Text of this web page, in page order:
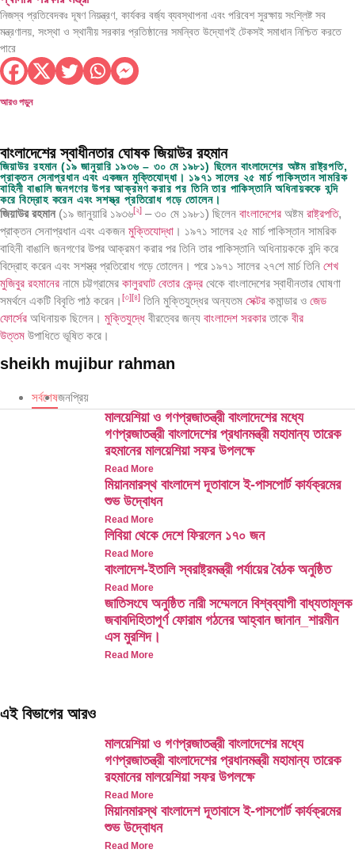
নিজস্ব প্রতিবেদকঃ দূষণ নিয়ন্ত্রণ, কার্যকর বর্জ্য ব্যবস্থাপনা এবং পরিবেশ সুরক্ষায় সংশ্লিষ্ট সব
মন্ত্রণালয়, সংস্থা ও স্থানীয় সরকার প্রতিষ্ঠানের সমন্বিত উদ্যোগই টেকসই সমাধান নিশ্চিত করতে
পারে
আরও পড়ুন
বাংলাদেশের স্বাধীনতার ঘোষক জিয়াউর রহমান
জিয়াউর রহমান (১৯ জানুয়ারি ১৯৩৬ – ৩০ মে ১৯৮১) ছিলেন বাংলাদেশের অষ্টম রাষ্ট্রপতি,
প্রাক্তন সেনাপ্রধান এবং একজন মুক্তিযোদ্ধা। ১৯৭১ সালের ২৫ মার্চ পাকিস্তান সামরিক
বাহিনী বাঙালি জনগণের উপর আক্রমণ করার পর তিনি তার পাকিস্তানি অধিনায়ককে বন্দি
করে বিদ্রোহ করেন এবং সশস্ত্র প্রতিরোধ গড়ে তোলেন।
জিয়াউর রহমান(১৯ জানুয়ারি ১৯৩৬[২] – ৩০ মে ১৯৮১) ছিলেন বাংলাদেশের অষ্টম রাষ্ট্রপতি,
প্রাক্তন সেনাপ্রধান এবং একজন মুক্তিযোদ্ধা । ১৯৭১ সালের ২৫ মার্চ পাকিস্তান সামরিক
বাহিনী বাঙালি জনগণের উপর আক্রমণ করার পর তিনি তার পাকিস্তানি অধিনায়ককে বন্দি করে
বিদ্রোহ করেন এবং সশস্ত্র প্রতিরোধ গড়ে তোলেন। পরে ১৯৭১ সালের ২৭শে মার্চ তিনি শেখ
মুজিবুর রহমানের নামে চট্টগ্রামের কালুরঘাট বেতার কেন্দ্র থেকে বাংলাদেশের স্বাধীনতার ঘোষণা
সমর্থনে একটি বিবৃতি পাঠ করেন। [৩][৪] তিনি মুক্তিযুদ্ধের অন্যতম সেক্টর কমান্ডার ও জেড
ফোর্সের অধিনায়ক ছিলেন। মুক্তিযুদ্ধে বীরত্বের জন্য বাংলাদেশ সরকারতাকে বীর
উত্তম উপাধিতে ভূষিত করে।
sheikh mujibur rahman
সর্বশেষজনপ্রিয়
মালয়েশিয়া ও গণপ্রজাতন্ত্রী বাংলাদেশের মধ্যে
গণপ্রজাতন্ত্রী বাংলাদেশের প্রধানমন্ত্রী মহামান্য তারেক
রহমানের মালয়েশিয়া সফর উপলক্ষে
Read More
মিয়ানমারস্থ বাংলাদেশ দূতাবাসে ই-পাসপোর্ট কার্যক্রমের
শুভ উদ্বোধন
Read More
লিবিয়া থেকে দেশে ফিরলেন ১৭০ জন
Read More
বাংলাদেশ-ইতালি স্বরাষ্ট্রমন্ত্রী পর্যায়ের বৈঠক অনুষ্ঠিত
Read More
জাতিসংঘে অনুষ্ঠিত নারী সম্মেলনে বিশ্বব্যাপী বাধ্যতামূলক
জবাবদিহিতাপূর্ণ ফোরাম গঠনের আহ্বান জানান_শারমীন
এস মুরশিদ।
Read More
এই বিভাগের আরও
মালয়েশিয়া ও গণপ্রজাতন্ত্রী বাংলাদেশের মধ্যে
গণপ্রজাতন্ত্রী বাংলাদেশের প্রধানমন্ত্রী মহামান্য তারেক
রহমানের মালয়েশিয়া সফর উপলক্ষে
Read More
মিয়ানমারস্থ বাংলাদেশ দূতাবাসে ই-পাসপোর্ট কার্যক্রমের
শুভ উদ্বোধন
Read More